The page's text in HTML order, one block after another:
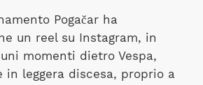
Pogačar ha
un reel su Instagram, in
momenti dietro Vespa,
in leggera discesa, proprio a